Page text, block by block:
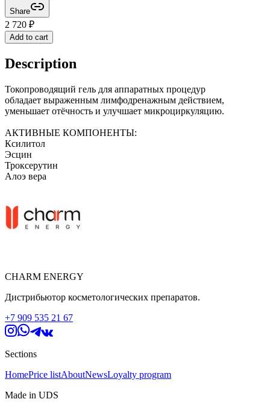
Share
2 720 ₽
Add to cart
Description
Токопроводящий гель для аппаратных процедур
обладает выраженным лимфодренажным действием,
уменьшает отёчность и улучшает микроциркуляцию.
АКТИВНЫЕ КОМПОНЕНТЫ:
Ксилитол
Эсцин
Троксерутин
Алоэ вера
CHARM ENERGY
Дистрибьютор косметологических препаратов.
+7 909 535 21 67
Sections
HomePrice listAboutNewsLoyalty program
Made in UDS